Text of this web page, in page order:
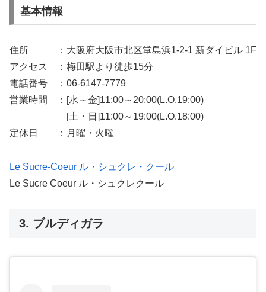
基本情報
住所 ：大阪府大阪市北区堂島浜1-2-1 新ダイビル 1F
アクセス ：梅田駅より徒歩15分
電話番号 ：06-6147-7779
営業時間 ：[水～金]11:00～20:00(L.O.19:00)
[土・日]11:00～19:00(L.O.18:00)
定休日 ：月曜・火曜
Le Sucre-Coeur ル・シュクレ・クール
Le Sucre Coeur ル・シュクレクール
3. ブルディガラ